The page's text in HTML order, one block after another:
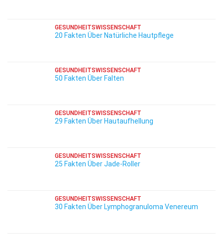
GESUNDHEITSWISSENSCHAFT
20 Fakten Über Natürliche Hautpflege
GESUNDHEITSWISSENSCHAFT
50 Fakten Über Falten
GESUNDHEITSWISSENSCHAFT
29 Fakten Über Hautaufhellung
GESUNDHEITSWISSENSCHAFT
25 Fakten Über Jade-Roller
GESUNDHEITSWISSENSCHAFT
30 Fakten Über Lymphogranuloma Venereum